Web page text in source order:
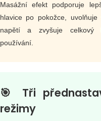
Masážní efekt podporuje
hlavice po pokožce, uvolňuje
napětí a zvyšuje celkový
používání.
🎯 Tři
režimy